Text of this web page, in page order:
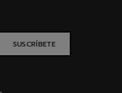
SUSCRÍBETE